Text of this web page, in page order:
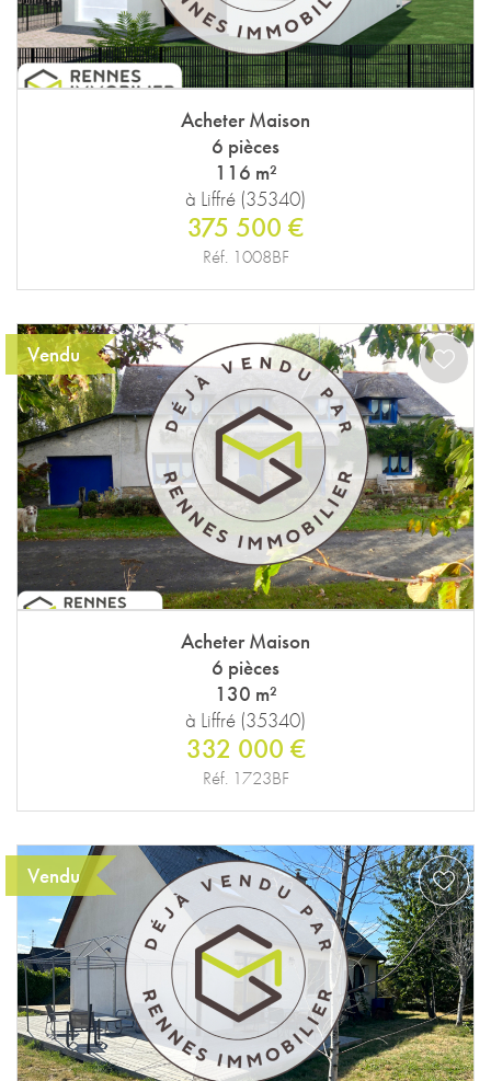
Acheter Maison
6 pièces
116 m²
à Liffré (35340)
375 500 €
Réf. 1008BF
Vendu
Acheter Maison
6 pièces
130 m²
à Liffré (35340)
332 000 €
Réf. 1723BF
Vendu